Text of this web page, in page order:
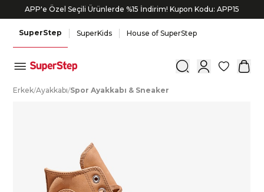
APP'e Özel Seçili Ürünlerde %15 İndirim! Kupon Kodu: APP15
SuperStep SuperKids House of SuperStep
0
Erkek/Ayakkabı/Spor Ayakkabı & Sneaker